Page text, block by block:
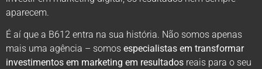
aparecem.
É aí que a B612 entra na sua história. Não somos apenas
mais uma agência – somos especialistas em transformar
investimentos em marketing em resultados reais para o seu